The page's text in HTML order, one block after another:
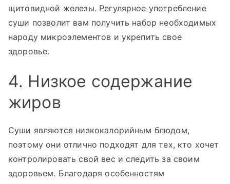
щитовидной железы. Регулярное употребление
суши позволит вам получить набор необходимых
народу микроэлементов и укрепить свое
здоровье.
4. Низкое содержание
жиров
Суши являются низкокалорийным блюдом,
поэтому они отлично подходят для тех, кто хочет
контролировать свой вес и следить за своим
здоровьем. Благодаря особенностям